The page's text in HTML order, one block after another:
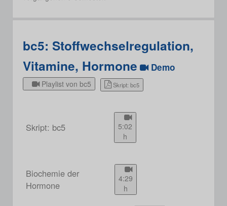
bc5: Stoffwechselregulation,
Vitamine, Hormone
Demo
Playlist von bc5 Skript: bc5
Skript: bc5
5:02
h
Biochemie der
Hormone
4:29
h